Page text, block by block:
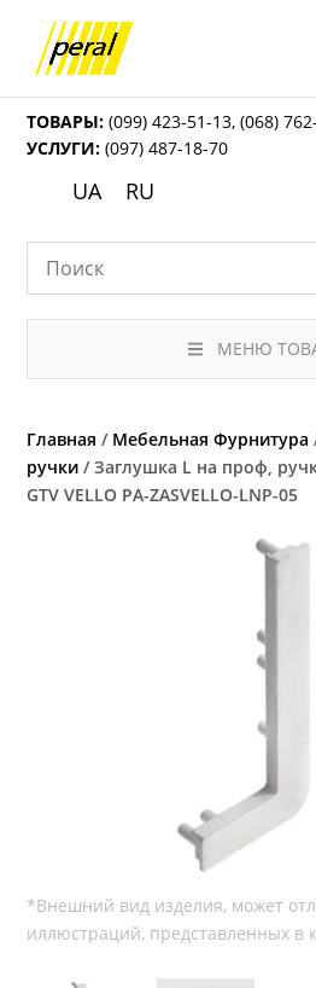
ТОВАРЫ: (099) 423-51-13,(068)
УСЛУГИ: (097) 487-18-70
UA RU
МЕНЮ
Главная / Мебельная Фурнитура
ручки / Заглушка L на проф,
GTV VELLO PA-ZASVELLO-LNP-05